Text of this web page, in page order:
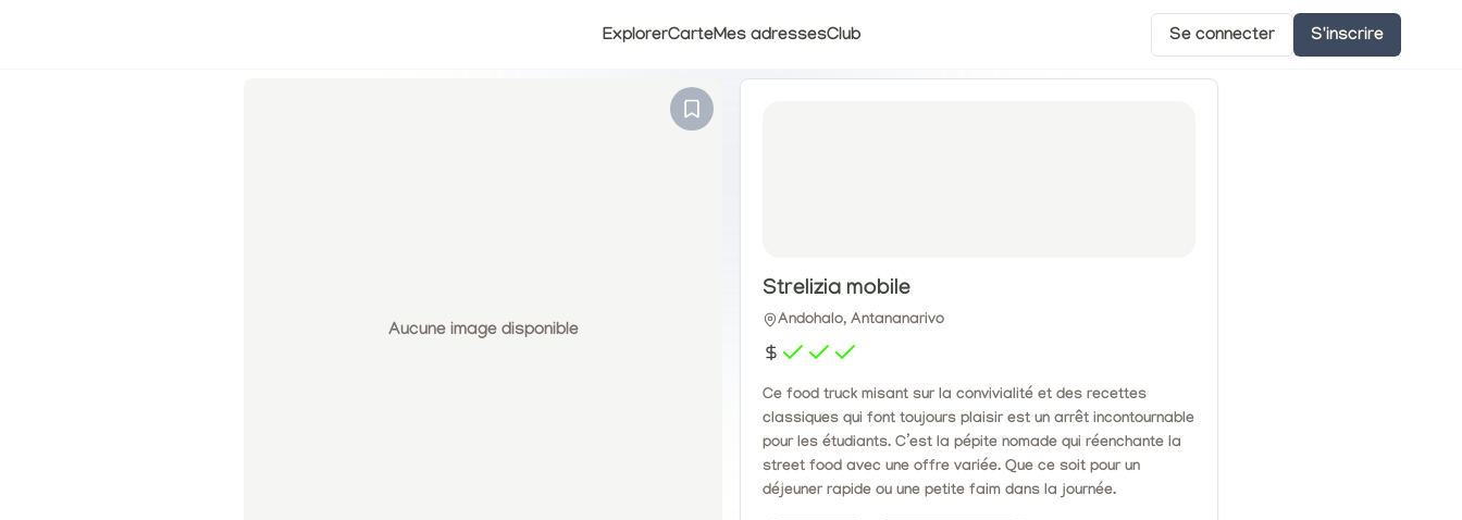
ExplorerCarteMes adressesClub Se connecter S'inscrire
Aucune image disponible
Strelizia mobile
Andohalo, Antananarivo
Ce food truck misant sur la convivialité et des recettes
classiques qui font toujours plaisir est un arrêt incontournable
pour les étudiants. C’est la pépite nomade qui réenchante la
street food avec une offre variée. Que ce soit pour un
déjeuner rapide ou une petite faim dans la journée.